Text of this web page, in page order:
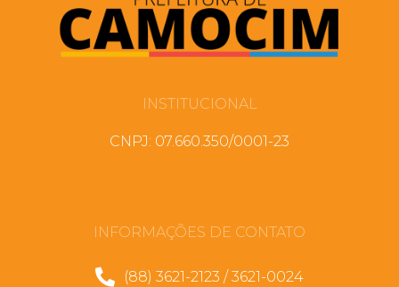
INSTITUCIONAL
CNPJ: 07.660.350/0001-23
INFORMAÇÕES DE CONTATO
(88) 3621-2123 / 3621-0024